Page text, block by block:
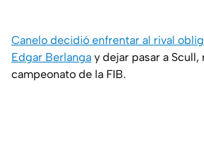
Canelo decidió enfrentar al rival
Edgar Berlanga y dejar pasar a Scull,
campeonato de la FIB.